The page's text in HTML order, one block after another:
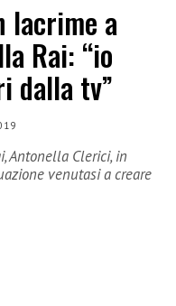
lacrime a
Rai: “io
dalla tv”
Antonella Clerici, in
venutasi a creare